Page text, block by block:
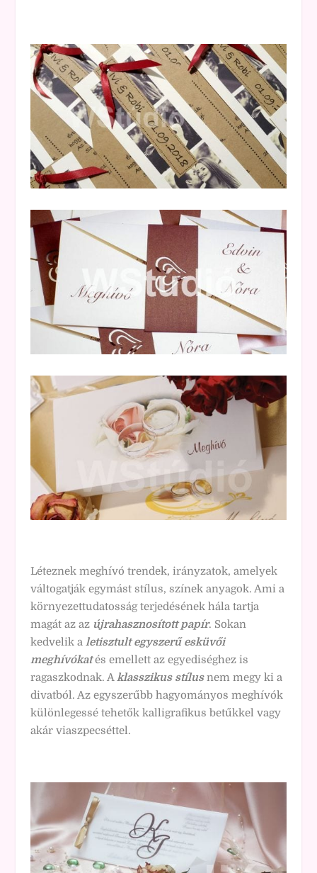
Léteznek meghívó trendek, irányzatok, amelyek
váltogatják egymást stílus, színek anyagok. Ami a
környezettudatosság terjedésének hála tartja
magát az az újrahasznosított papír. Sokan
kedvelik a letisztult egyszerű esküvői
meghívókatés emellett az egyediséghez is
ragaszkodnak. Aklasszikus stílusnem megy ki a
divatból. Az egyszerűbb hagyományos meghívók
különlegessé tehetők kalligrafikus betűkkel vagy
akár viaszpecséttel.